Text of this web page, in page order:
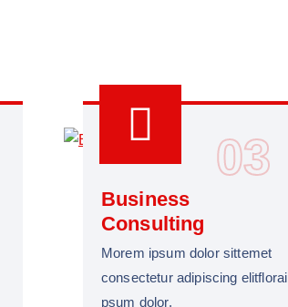
03
Business
Consulting
Morem ipsum dolor sittemet
consectetur adipiscing elitflorai
psum dolor.